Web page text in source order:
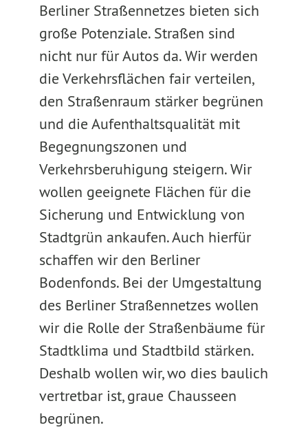
Berliner Straßennetzes bieten sich
große Potenziale. Straßen sind
nicht nur für Autos da. Wir werden
die Verkehrsflächen fair verteilen,
den Straßenraum stärker begrünen
und die Aufenthaltsqualität mit
Begegnungszonen und
Verkehrsberuhigung steigern. Wir
wollen geeignete Flächen für die
Sicherung und Entwicklung von
Stadtgrün ankaufen. Auch hierfür
schaffen wir den Berliner
Bodenfonds. Bei der Umgestaltung
des Berliner Straßennetzes wollen
wir die Rolle der Straßenbäume für
Stadtklima und Stadtbild stärken.
Deshalb wollen wir, wo dies baulich
vertretbar ist, graue Chausseen
begrünen.